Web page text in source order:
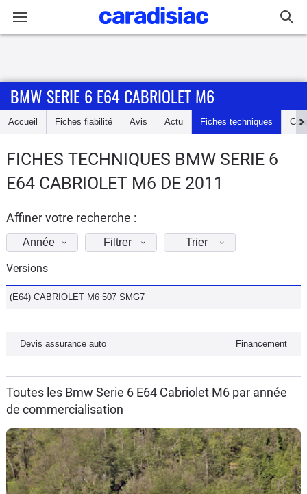
Accueil
Essais
d'achat
Electriques
Utilitaires
Auto
Services
Forum
Moto
Marques
BMW SERIE 6 E64 CABRIOLET M6
Accueil Fiches fiabilité Avis Actu Fiches techniques
FICHES TECHNIQUES BMW SERIE 6
E64 CABRIOLET M6 DE 2011
Affiner votre recherche :
Année Filtrer Trier
Versions
(E64) CABRIOLET M6 507 SMG7
Devis assurance auto Financement
Toutes les Bmw Serie 6 E64 Cabriolet M6 par année
de commercialisation